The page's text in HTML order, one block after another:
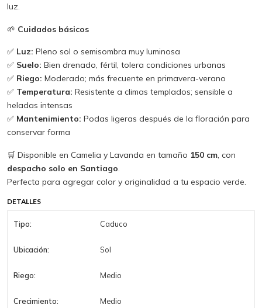
luz.
🌱 Cuidados básicos
✅ Luz: Pleno sol o semisombra muy luminosa
✅ Suelo: Bien drenado, fértil, tolera condiciones urbanas
✅ Riego: Moderado; más frecuente en primavera-verano
✅ Temperatura: Resistente a climas templados; sensible a
heladas intensas
✅ Mantenimiento: Podas ligeras después de la floración para
conservar forma
🛒 Disponible en Camelia y Lavanda en tamaño 150 cm, con
despacho solo en Santiago.
Perfecta para agregar color y originalidad a tu espacio verde.
DETALLES
Tipo: Caduco
Ubicación: Sol
Riego: Medio
Crecimiento: Medio